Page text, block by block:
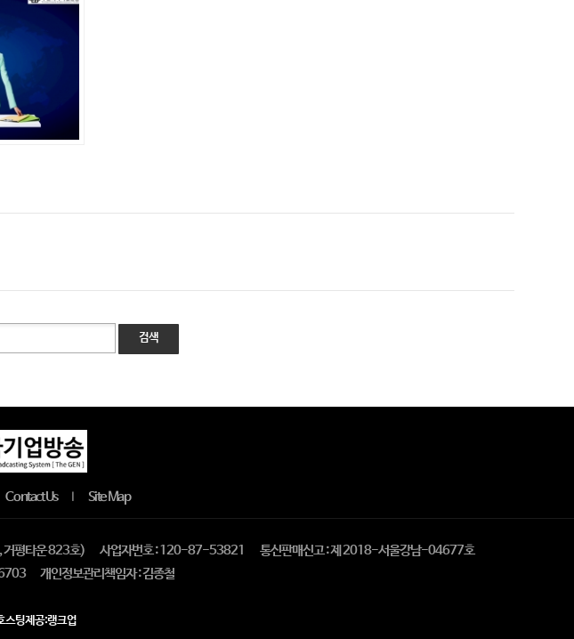
검색
Contact Us Site Map
거평타운 823호) 사업자번호 : 120-87-53821
통신판매신고 : 제 2018-서울강남-04677호
개인정보관리책임자 : 김종철
스팅제공:랭크업